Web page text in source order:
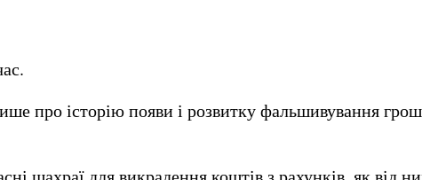
про історію появи і розвитку фальшивування